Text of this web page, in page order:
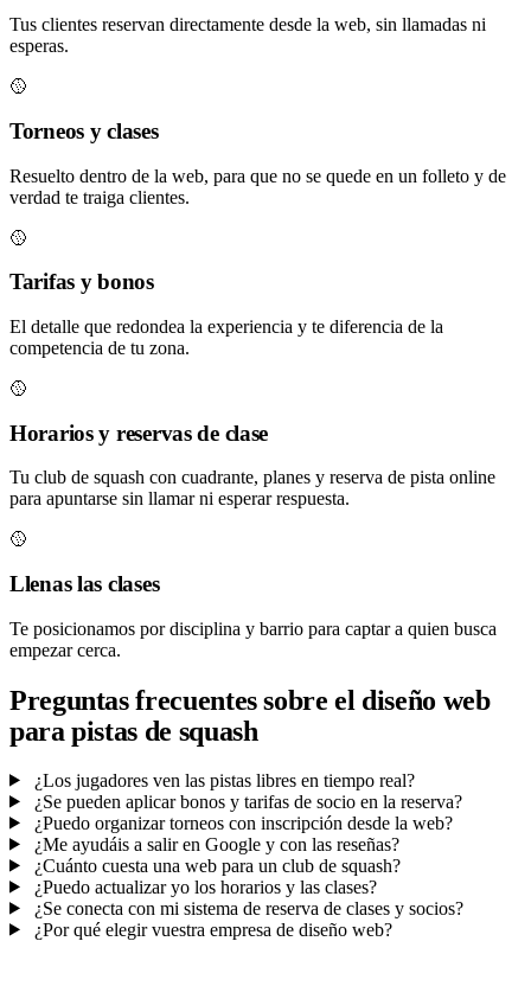
Tus clientes reservan directamente desde la web, sin llamadas ni
esperas.
🥎
Torneos y clases
Resuelto dentro de la web, para que no se quede en un folleto y de
verdad te traiga clientes.
🥎
Tarifas y bonos
El detalle que redondea la experiencia y te diferencia de la
competencia de tu zona.
🥎
Horarios y reservas de clase
Tu club de squash con cuadrante, planes y reserva de pista online
para apuntarse sin llamar ni esperar respuesta.
🥎
Llenas las clases
Te posicionamos por disciplina y barrio para captar a quien busca
empezar cerca.
Preguntas frecuentes sobre el diseño web
para pistas de squash
¿Los jugadores ven las pistas libres en tiempo real?
¿Se pueden aplicar bonos y tarifas de socio en la reserva?
¿Puedo organizar torneos con inscripción desde la web?
¿Me ayudáis a salir en Google y con las reseñas?
¿Cuánto cuesta una web para un club de squash?
¿Puedo actualizar yo los horarios y las clases?
¿Se conecta con mi sistema de reserva de clases y socios?
¿Por qué elegir vuestra empresa de diseño web?